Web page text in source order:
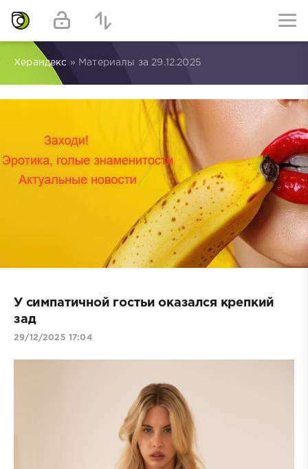
Херандекс » Материалы за 29.12.2025
У симпатичной гостьи оказался крепкий
зад
29/12/2025 17:04